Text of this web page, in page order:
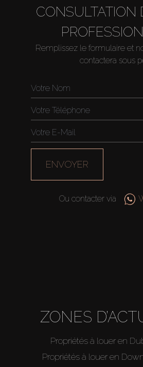
CONSULTATION
Remplissez le formulaire et
contactera sous
ENVOYER
Ou contacter via
ZONES
Propriétés à louer en
Propriétés à louer en